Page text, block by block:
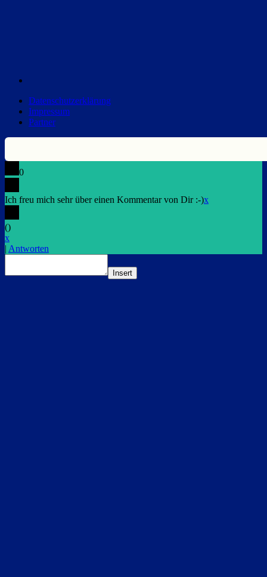
Datenschutzerklärung
Impressum
Partner
0
Ich freu mich sehr über einen Kommentar von Dir :-)x
()
x
| Antworten
Insert